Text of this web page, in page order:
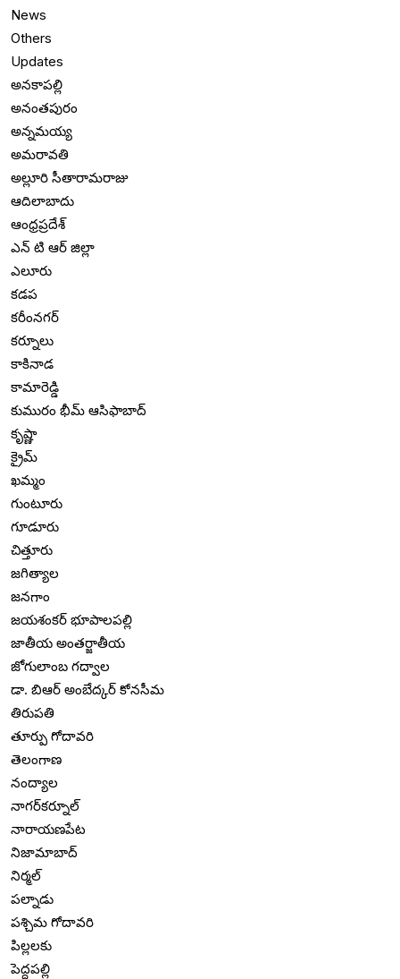
News
Others
Updates
అనకాపల్లి
అనంతపురం
అన్నమయ్య
అమరావతి
అల్లూరి సీతారామరాజు
ఆదిలాబాదు
ఆంధ్రప్రదేశ్
ఎన్ టి ఆర్ జిల్లా
ఎలూరు
కడప
కరీంనగర్
కర్నూలు
కాకినాడ
కామారెడ్డి
కుమురం భీమ్ ఆసిఫాబాద్
కృష్ణా
క్రైమ్
ఖమ్మం
గుంటూరు
గూడూరు
చిత్తూరు
జగిత్యాల
జనగాం
జయశంకర్ భూపాలపల్లి
జాతీయ అంతర్జాతీయ
జోగులాంబ గద్వాల
డా. బిఆర్ అంబేద్కర్ కోనసీమ
తిరుపతి
తూర్పు గోదావరి
తెలంగాణ
నంద్యాల
నాగర్‌కర్నూల్
నారాయణపేట
నిజామాబాద్
నిర్మల్
పల్నాడు
పశ్చిమ గోదావరి
పిల్లలకు
పెద్దపల్లి